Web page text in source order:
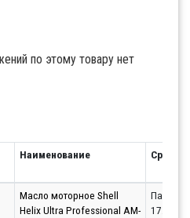
по этому товару нет
Наименование Срок
Масло моторное Shell
Helix Ultra Professional AM-
Партнёр